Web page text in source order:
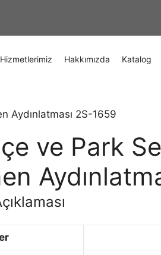
Hizmetlerimiz Hakkımızda Katalog
Aydınlatması 2S-1659
ve Park